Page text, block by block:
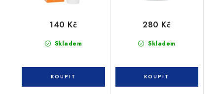
Skladem
140 Kč
Skladem
280 Kč